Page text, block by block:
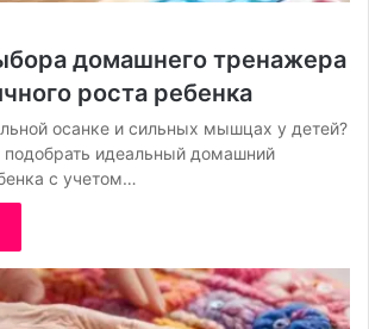
домашнего тренажера
роста ребенка
осанке и сильных мышцах у детей?
идеальный домашний
с учетом…